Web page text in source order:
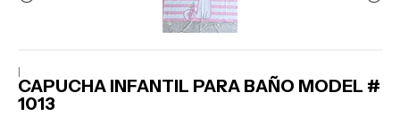
CAPUCHA INFANTIL PARA BAÑO MODEL #
1013